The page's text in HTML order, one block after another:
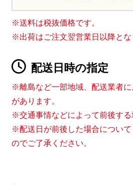
※送料は税抜価格です。
※出荷はご注文翌営業日以降とな
配送日時の指定
※離島など一部地域、配送業者
があります。
※交通事情などによって前後する
※配送日が前後した場合につい
のでご了承ください。